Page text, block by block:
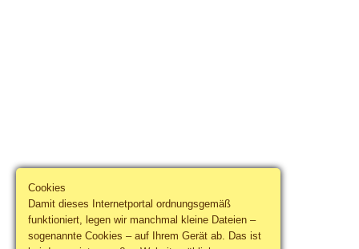
Cookies
Damit dieses Internetportal ordnungsgemäß
funktioniert, legen wir manchmal kleine Dateien –
sogenannte Cookies – auf Ihrem Gerät ab. Das ist